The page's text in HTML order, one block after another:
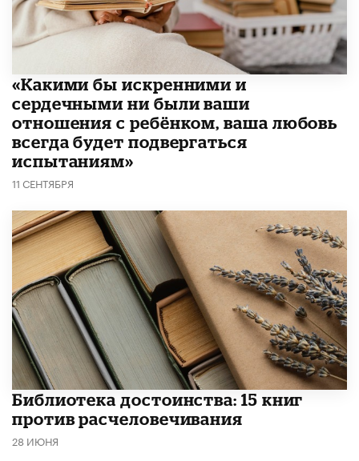
«Какими бы искренними и
сердечными ни были ваши
отношения с ребёнком, ваша любовь
всегда будет подвергаться
испытаниям»
11 СЕНТЯБРЯ
Библиотека достоинства: 15 книг
против расчеловечивания
28 ИЮНЯ